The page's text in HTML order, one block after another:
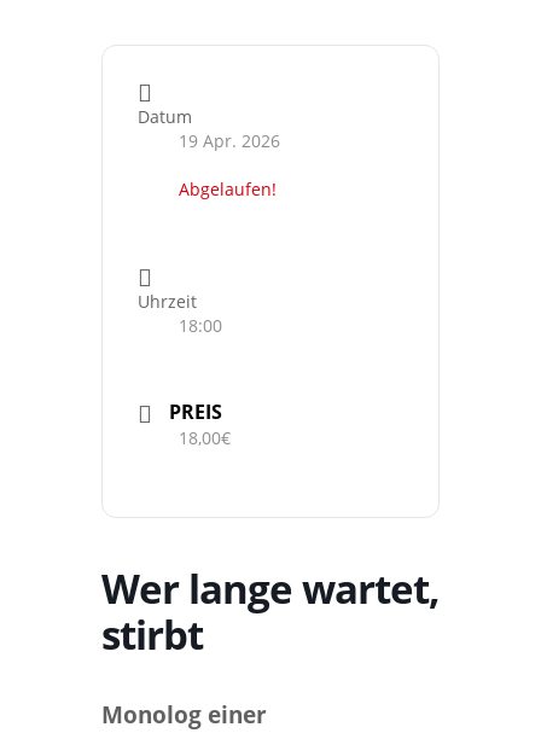
Datum
19 Apr. 2026
Abgelaufen!
Uhrzeit
18:00
PREIS
18,00€
Wer lange wartet,
stirbt
Monolog einer